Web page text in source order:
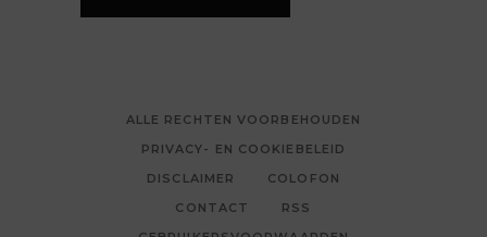
ALLE RECHTEN VOORBEHOUDEN
PRIVACY- EN COOKIEBELEID
DISCLAIMER
COLOFON
CONTACT
RSS